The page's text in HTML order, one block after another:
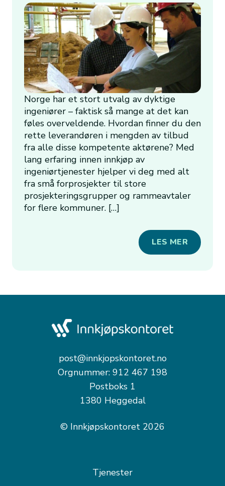
Norge har et stort utvalg av dyktige
ingeniører – faktisk så mange at det kan
føles overveldende. Hvordan finner du den
rette leverandøren i mengden av tilbud
fra alle disse kompetente aktørene? Med
lang erfaring innen innkjøp av
ingeniørtjenester hjelper vi deg med alt
fra små forprosjekter til store
prosjekteringsgrupper og rammeavtaler
for flere kommuner. […]
LES MER
post@innkjopskontoret.no
Orgnummer: 912 467 198
Postboks 1
1380 Heggedal
© Innkjøpskontoret 2026
Tjenester